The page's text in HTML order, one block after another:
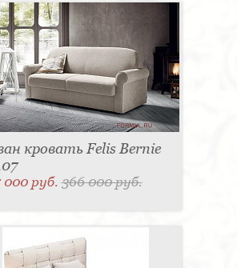
кровать Felis Bernie
000 руб.366 000 руб.